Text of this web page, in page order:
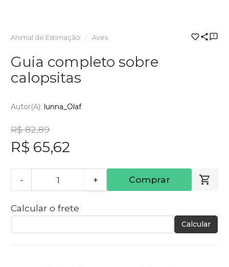
Animal de Estimação Aves
Guia completo sobre
calopsitas
Autor(a): lunna_Olaf
R$ 82,89
R$ 65,62
- + Comprar
Calcular o frete
Calcular